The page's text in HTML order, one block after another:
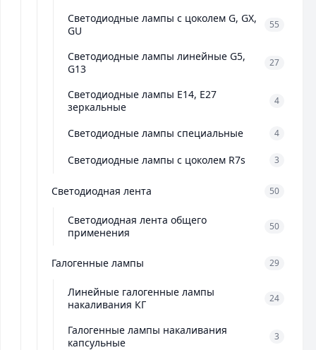
Светодиодные лампы с цоколем G, GX,
GU
55
Светодиодные лампы линейные G5,
G13
27
Светодиодные лампы E14, E27
зеркальные
4
Светодиодные лампы специальные 4
Светодиодные лампы с цоколем R7s 3
Светодиодная лента 50
Светодиодная лента общего
применения
50
Галогенные лампы 29
Линейные галогенные лампы
накаливания КГ
24
Галогенные лампы накаливания
капсульные
3